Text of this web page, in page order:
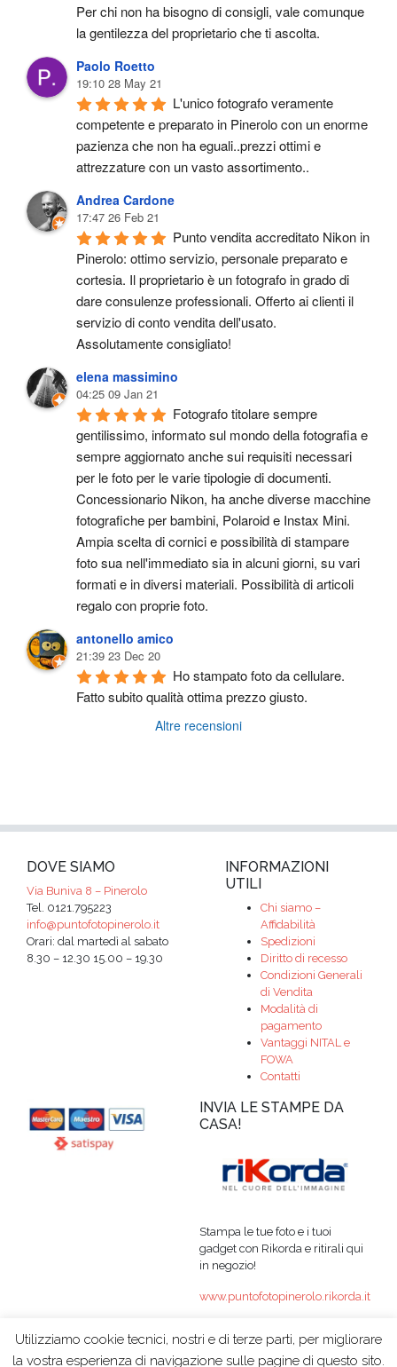
Per chi non ha bisogno di consigli, vale comunque
la gentilezza del proprietario che ti ascolta.
Paolo Roetto
19:10 28 May 21
L'unico fotografo veramente
competente e preparato in Pinerolo con un enorme
pazienza che non ha eguali..prezzi ottimi e
attrezzature con un vasto assortimento..
Andrea Cardone
17:47 26 Feb 21
Punto vendita accreditato Nikon in
Pinerolo: ottimo servizio, personale preparato e
cortesia. Il proprietario è un fotografo in grado di
dare consulenze professionali. Offerto ai clienti il
servizio di conto vendita dell'usato.
Assolutamente consigliato!
elena massimino
04:25 09 Jan 21
Fotografo titolare sempre
gentilissimo, informato sul mondo della fotografia e
sempre aggiornato anche sui requisiti necessari
per le foto per le varie tipologie di documenti.
Concessionario Nikon, ha anche diverse macchine
fotografiche per bambini, Polaroid e Instax Mini.
Ampia scelta di cornici e possibilità di stampare
foto sua nell'immediato sia in alcuni giorni, su vari
formati e in diversi materiali. Possibilità di articoli
regalo con proprie foto.
antonello amico
21:39 23 Dec 20
Ho stampato foto da cellulare.
Fatto subito qualità ottima prezzo giusto.
Altre recensioni
DOVE SIAMO
Via Buniva 8 – Pinerolo
Tel. 0121.795223
info@puntofotopinerolo.it
Orari: dal martedì al sabato
8.30 – 12.30 15.00 – 19.30
INFORMAZIONI
UTILI
Chi siamo –
Affidabilità
Spedizioni
Diritto di recesso
Condizioni Generali
di Vendita
Modalità di
pagamento
Vantaggi NITAL e
FOWA
Contatti
INVIA LE STAMPE DA
CASA!
Stampa le tue foto e i tuoi
gadget con Rikorda e ritirali qui
in negozio!
www.puntofotopinerolo.rikorda.it
Utilizziamo cookie tecnici, nostri e di terze parti, per migliorare
la vostra esperienza di navigazione sulle pagine di questo sito.